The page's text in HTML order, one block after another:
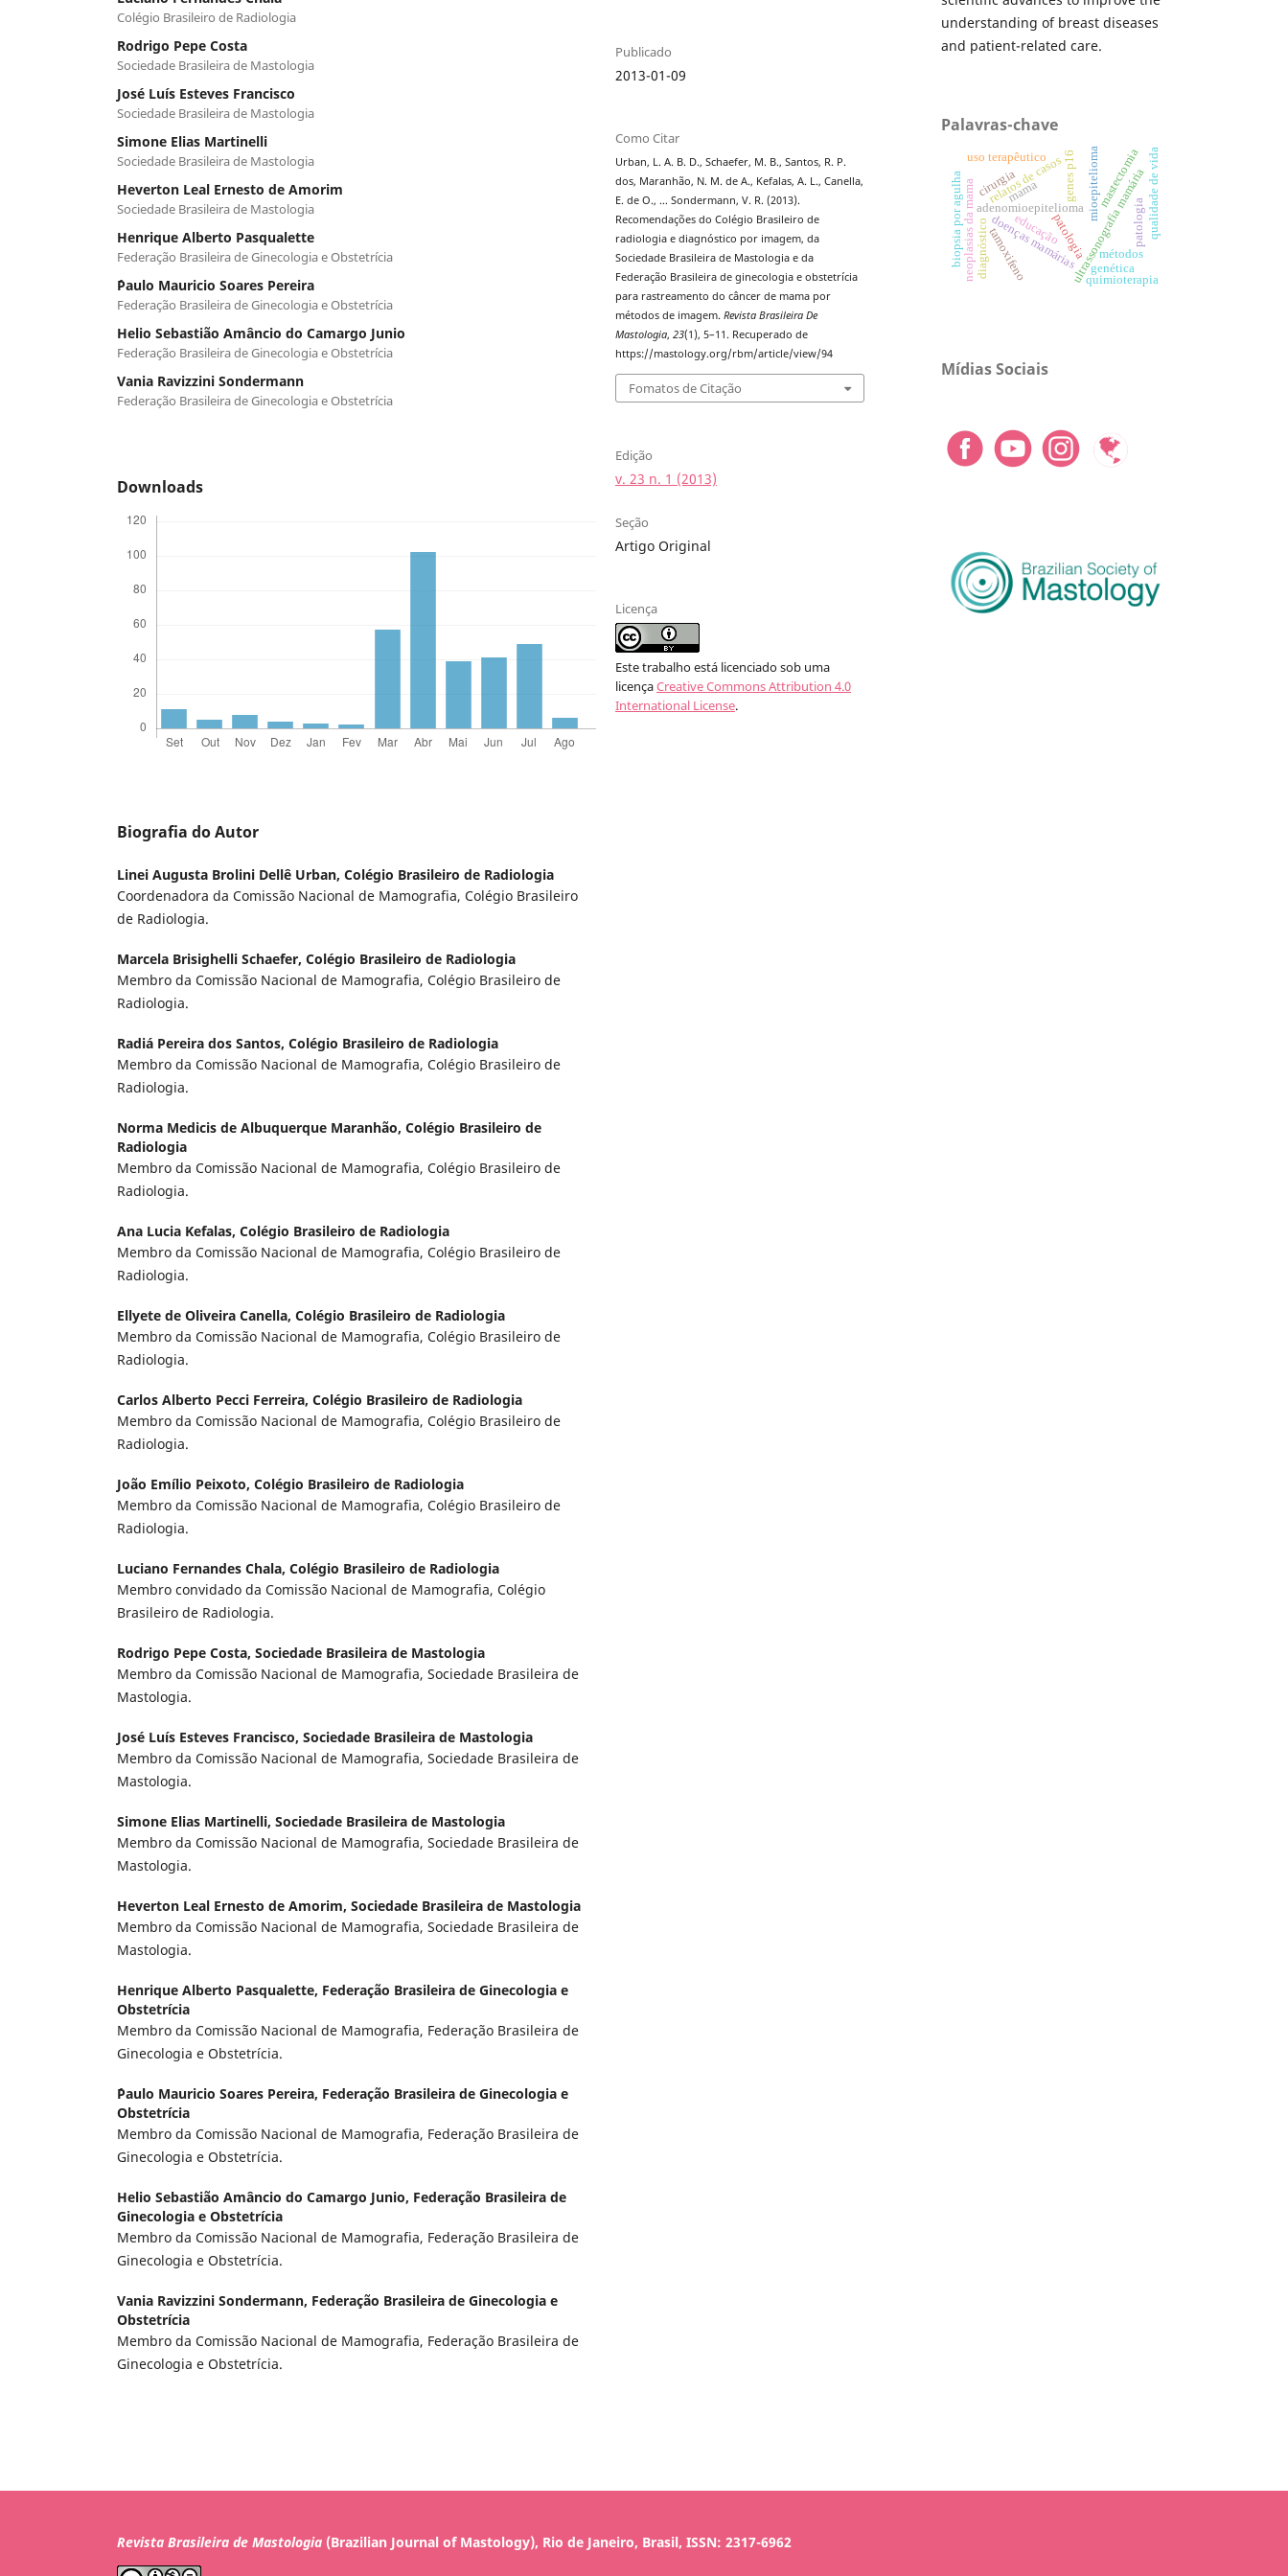
Colégio Brasileiro de Radiologia
Rodrigo Pepe Costa
Sociedade Brasileira de Mastologia
José Luís Esteves Francisco
Sociedade Brasileira de Mastologia
Simone Elias Martinelli
Sociedade Brasileira de Mastologia
Heverton Leal Ernesto de Amorim
Sociedade Brasileira de Mastologia
Henrique Alberto Pasqualette
Federação Brasileira de Ginecologia e Obstetrícia
´Paulo Mauricio Soares Pereira
Federação Brasileira de Ginecologia e Obstetrícia
Helio Sebastião Amâncio do Camargo Junio
Federação Brasileira de Ginecologia e Obstetrícia
Vania Ravizzini Sondermann
Federação Brasileira de Ginecologia e Obstetrícia
Downloads
Biografia do Autor
Linei Augusta Brolini Dellê Urban, Colégio Brasileiro de Radiologia
Coordenadora da Comissão Nacional de Mamografia, Colégio Brasileiro
de Radiologia.
Marcela Brisighelli Schaefer, Colégio Brasileiro de Radiologia
Membro da Comissão Nacional de Mamografia, Colégio Brasileiro de
Radiologia.
Radiá Pereira dos Santos, Colégio Brasileiro de Radiologia
Membro da Comissão Nacional de Mamografia, Colégio Brasileiro de
Radiologia.
Norma Medicis de Albuquerque Maranhão, Colégio Brasileiro de
Radiologia
Membro da Comissão Nacional de Mamografia, Colégio Brasileiro de
Radiologia.
Ana Lucia Kefalas, Colégio Brasileiro de Radiologia
Membro da Comissão Nacional de Mamografia, Colégio Brasileiro de
Radiologia.
Ellyete de Oliveira Canella, Colégio Brasileiro de Radiologia
Membro da Comissão Nacional de Mamografia, Colégio Brasileiro de
Radiologia.
Carlos Alberto Pecci Ferreira, Colégio Brasileiro de Radiologia
Membro da Comissão Nacional de Mamografia, Colégio Brasileiro de
Radiologia.
João Emílio Peixoto, Colégio Brasileiro de Radiologia
Membro da Comissão Nacional de Mamografia, Colégio Brasileiro de
Radiologia.
Luciano Fernandes Chala, Colégio Brasileiro de Radiologia
Membro convidado da Comissão Nacional de Mamografia, Colégio
Brasileiro de Radiologia.
Rodrigo Pepe Costa, Sociedade Brasileira de Mastologia
Membro da Comissão Nacional de Mamografia, Sociedade Brasileira de
Mastologia.
José Luís Esteves Francisco, Sociedade Brasileira de Mastologia
Membro da Comissão Nacional de Mamografia, Sociedade Brasileira de
Mastologia.
Simone Elias Martinelli, Sociedade Brasileira de Mastologia
Membro da Comissão Nacional de Mamografia, Sociedade Brasileira de
Mastologia.
Heverton Leal Ernesto de Amorim, Sociedade Brasileira de Mastologia
Membro da Comissão Nacional de Mamografia, Sociedade Brasileira de
Mastologia.
Henrique Alberto Pasqualette, Federação Brasileira de Ginecologia e
Obstetrícia
Membro da Comissão Nacional de Mamografia, Federação Brasileira de
Ginecologia e Obstetrícia.
´Paulo Mauricio Soares Pereira, Federação Brasileira de Ginecologia e
Obstetrícia
Membro da Comissão Nacional de Mamografia, Federação Brasileira de
Ginecologia e Obstetrícia.
Helio Sebastião Amâncio do Camargo Junio, Federação Brasileira de
Ginecologia e Obstetrícia
Membro da Comissão Nacional de Mamografia, Federação Brasileira de
Ginecologia e Obstetrícia.
Vania Ravizzini Sondermann, Federação Brasileira de Ginecologia e
Obstetrícia
Membro da Comissão Nacional de Mamografia, Federação Brasileira de
Ginecologia e Obstetrícia.
Publicado
2013-01-09
Como Citar
Urban, L. A. B. D., Schaefer, M. B., Santos, R. P.
dos, Maranhão, N. M. de A., Kefalas, A. L., Canella,
E. de O., … Sondermann, V. R. (2013).
Recomendações do Colégio Brasileiro de
radiologia e diagnóstico por imagem, da
Sociedade Brasileira de Mastologia e da
Federação Brasileira de ginecologia e obstetrícia
para rastreamento do câncer de mama por
métodos de imagem.Revista Brasileira De
Mastologia,23(1), 5–11. Recuperado de
https://mastology.org/rbm/article/view/94
Fomatos de Citação
Edição
v. 23 n. 1 (2013)
Seção
Artigo Original
Licença
Este trabalho está licenciado sob uma
licençaCreative Commons Attribution 4.0
International License.
understanding of breast diseases
and patient-related care.
Palavras-chave
adenomioepitelioma mioepitelioma
relatos de casos
neoplasias da mama patologiaultrassonografia mamária
métodos
patologia
biopsia por agulha doenças mamárias
qualidade de vida
mastectomia
mama
tamoxifeno
uso terapêutico
quimioterapia
diagnóstico
genes p16
genética
cirurgia
educação
Mídias Sociais
Revista Brasileira de Mastologia (Brazilian Journal of Mastology), Rio de Janeiro, Brasil, ISSN: 2317-6962